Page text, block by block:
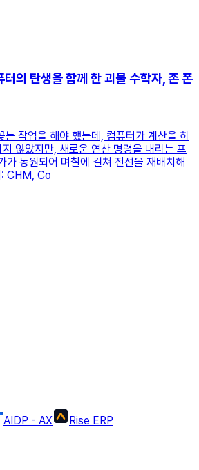
의 탄생을 함께 한 괴물 수학자, 존 폰
는 작업을 해야 했는데, 컴퓨터가 계산을 하
않았지만, 새로운 연산 명령을 내리는 프
가 동원되어 며칠에 걸쳐 전선을 재배치해
: CHM, Co
AIDP - AX Rise ERP